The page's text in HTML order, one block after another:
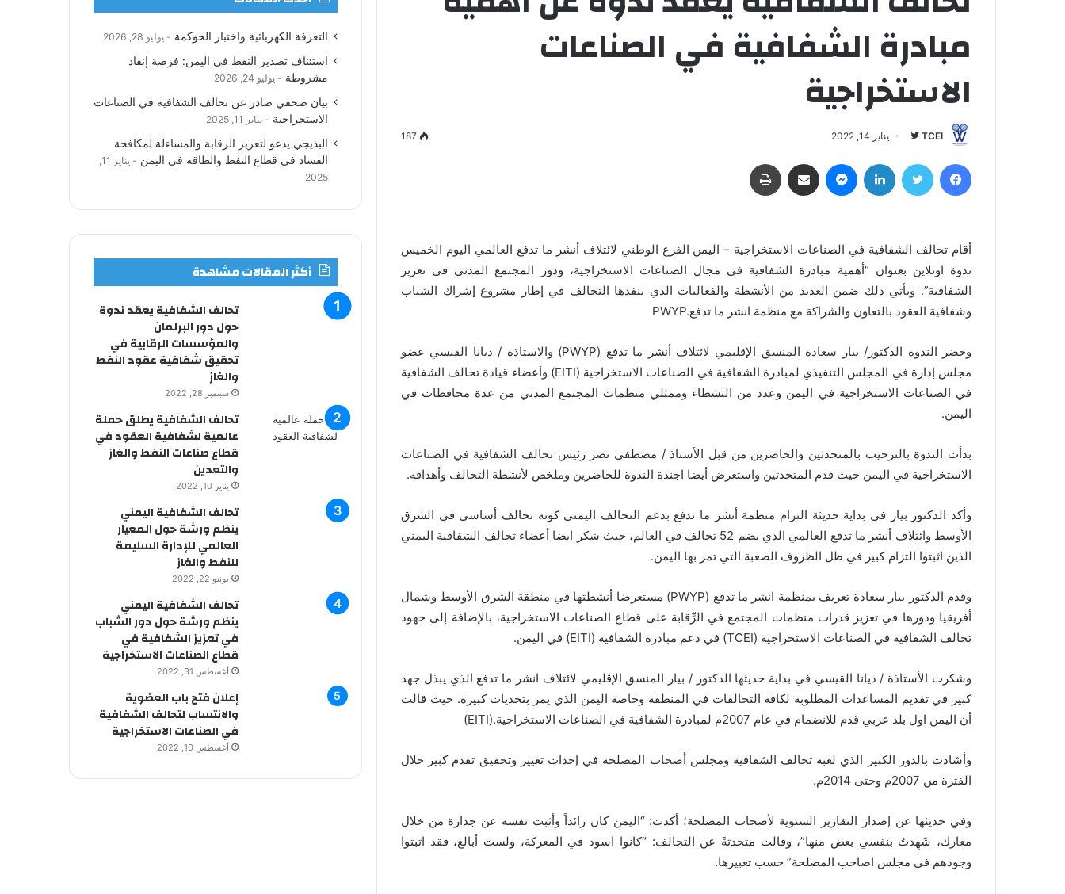
مبادرة الشفافية في الصناعات
الاستخراجية
TCEI
ع
ى
ي
يناير 14, 2022 187
أقام تحالف الشفافية في الصناعات الاستخراجية – اليمن الفرع الوطني لائتلاف أنشر ما تدفع العالمي اليوم الخميس
ندوة اونلاين بعنوان “أهمية مبادرة الشفافية في مجال الصناعات الاستخراجية، ودور المجتمع المدني في تعزيز
الشفافية”. ويأتي ذلك ضمن العديد من الأنشطة والفعاليات الذي ينفذها التحالف في إطار مشروع إشراك الشباب
وشفافية العقود بالتعاون والشراكة مع منظمة انشر ما تدفعPWYP.
وحضر الندوة الدكتور/ بيار سعادة المنسق الإقليمي لائتلاف أنشر ما تدفع (PWYP) والاستاذة / ديانا القيسي عضو
مجلس إدارة في المجلس التنفيذي لمبادرة الشفافية في الصناعات الاستخراجية (EITI) وأعضاء قيادة تحالف الشفافية
في الصناعات الاستخراجية في اليمن وعدد من النشطاء وممثلي منظمات المجتمع المدني من عدة محافظات في
اليمن.
بدأت الندوة بالترحيب بالمتحدثين والحاضرين من قبل الأستاذ / مصطفى نصر رئيس تحالف الشفافية في الصناعات
الاستخراجية في اليمن حيث قدم المتحدثين واستعرض أيضا اجندة الندوة للحاضرين وملخص لأنشطة التحالف وأهدافه.
وأكد الدكتور بيار في بداية حديثة التزام منظمة أنشر ما تدفع بدعم التحالف اليمني كونه تحالف أساسي في الشرق
الأوسط وائتلاف أنشر ما تدفع العالمي الذي يضم 52 تحالف في العالم، حيث شكر ايضا أعضاء تحالف الشفافية اليمني
الذين اثبتوا التزام كبير في ظل الظروف الصعبة التي تمر بها اليمن.
وقدم الدكتور بيار سعادة تعريف بمنظمة انشر ما تدفع (PWYP) مستعرضا أنشطتها في منطقة الشرق الأوسط وشمال
أفريقيا ودورها في تعزيز قدرات منظمات المجتمع في الرِّقابة على قطاع الصناعات الاستخراجية، بالإضافة إلى جهود
تحالف الشفافية في الصناعات الاستخراجية (TCEI) في دعم مبادرة الشفافية (EITI) في اليمن.
وشكرت الأستاذة / ديانا القيسي في بداية حديثها الدكتور / بيار المنسق الإقليمي لائتلاف انشر ما تدفع الذي يبذل جهد
كبير في تقديم المساعدات المطلوبة لكافة التحالفات في المنطقة وخاصة اليمن الذي يمر بتحديات كبيرة. حيث قالت
أن اليمن اول بلد عربي قدم للانضمام في عام 2007م لمبادرة الشفافية في الصناعات الاستخراجية
(EITI).
وأشادت بالدور الكبير الذي لعبه تحالف الشفافية ومجلس أصحاب المصلحة في إحداث تغيير وتحقيق تقدم كبير خلال
الفترة من 2007م وحتى 2014م
.
وفي حديثها عن إصدار التقارير السنوية لأصحاب المصلحة؛ أكدت: “اليمن كان رائداً وأثبت نفسه عن جدارة من خلال
معارك، شَهِدتُ بنفسي بعض منها”، وقالت متحدثةً عن التحالف: “كانوا اسود في المعركة، ولست أبالغ، فقد اثبتوا
وجودهم في مجلس اصاحب المصلحة” حسب تعبيرها.
ب
و
ك
ت
ر
ك
د
إ
ن
ي
و
ت
ق
ا
م
ص
ا
م
و
ق
R
التعرفة الكهربائية واختبار الحوكمة يوليو 28, 2026
استئناف تصدير النفط في اليمن: فرصة إنقاذ
مشروطة
يوليو 24, 2026
بيان صحفي صادر عن تحالف الشفافية في الصناعات
الاستخراجية
يناير 11, 2025
البذيجي يدعو لتعزيز الرقابة والمساءلة لمكافحة
الفساد في قطاع النفط والطاقة في اليمن
2025
أكثر المقالات مشاهدة
تحالف الشفافية يعقد ندوة
حول دور البرلمان
والمؤسسات الرقابية في
تحقيق شفافية عقود النفط
والغاز
سبتمبر 28, 2022
تحالف الشفافية يطلق حملة
عالمية لشفافية العقود في
قطاع صناعات النفط والغاز
والتعدين
يناير 10, 2022
تحالف الشفافية اليمني
ينظم ورشة حول المعيار
العالمي للإدارة السليمة
للنفط والغاز
يونيو 22, 2022
تحالف الشفافية اليمني
ينظم ورشة حول دور الشباب
في تعزيز الشفافية في
قطاع الصناعات الاستخراجية
أغسطس 31, 2022
إعلان فتح باب العضوية
والانتساب لتحالف الشفافية
في الصناعات الاستخراجية
أغسطس 10, 2022